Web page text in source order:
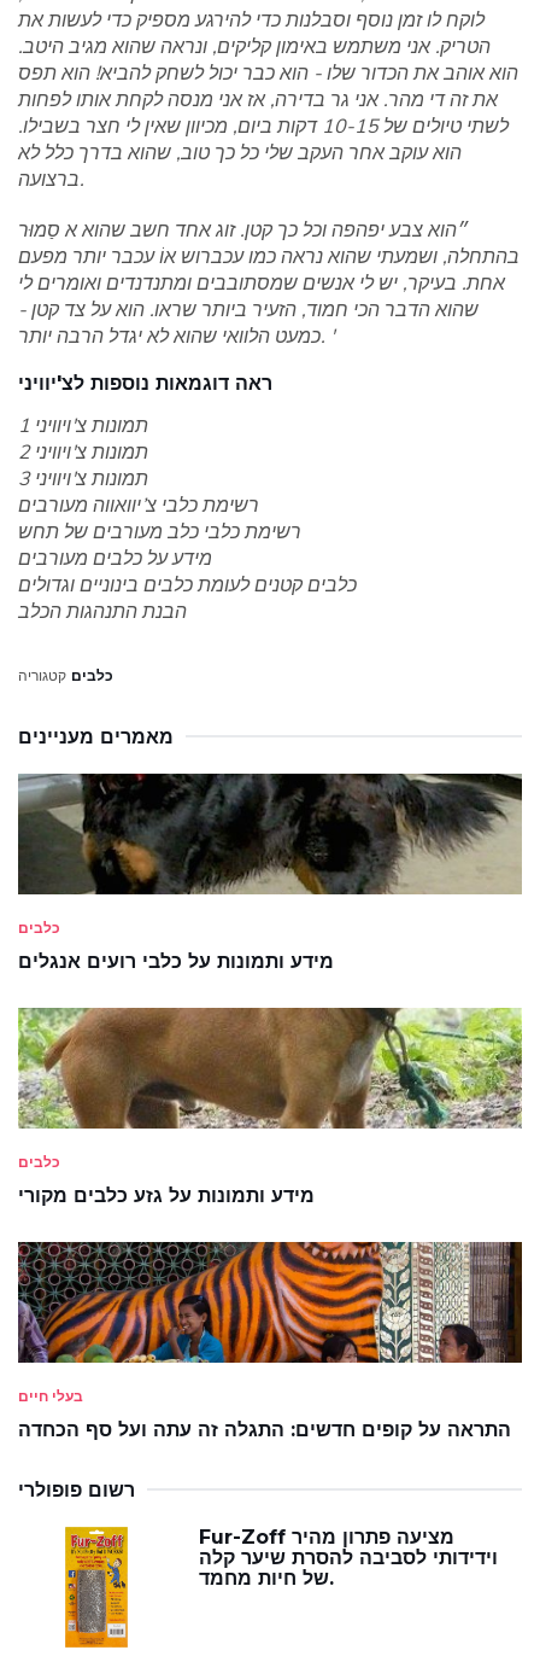
לוקח לו זמן נוסף וסבלנות כדי להירגע מספיק כדי לעשות את
הטריק. אני משתמש באימון קליקים, ונראה שהוא מגיב היטב.
הוא אוהב את הכדור שלו - הוא כבר יכול לשחק להביא! הוא תפס
את זה די מהר. אני גר בדירה, אז אני מנסה לקחת אותו לפחות
לשתי טיולים של 10-15 דקות ביום, מכיוון שאין לי חצר בשבילו.
הוא עוקב אחר העקב שלי כל כך טוב, שהוא בדרך כלל לא
ברצועה.
״הוא צבע יפהפה וכל כך קטן. זוג אחד חשב שהוא א סַמוּר
בהתחלה, ושמעתי שהוא נראה כמו עכברוש אוֹ עכבר יותר מפעם
אחת. בעיקר, יש לי אנשים שמסתובבים ומתנדנדים ואומרים לי
שהוא הדבר הכי חמוד, הזעיר ביותר שראו. הוא על צד קטן -
כמעט הלוואי שהוא לא יגדל הרבה יותר. '
ראה דוגמאות נוספות לצ'יוויני
תמונות צ'ויוויני 1
תמונות צ'ויוויני 2
תמונות צ'ויוויני 3
רשימת כלבי צ’יוואווה מעורבים
רשימת כלבי כלב מעורבים של תחש
מידע על כלבים מעורבים
כלבים קטנים לעומת כלבים בינוניים וגדולים
הבנת התנהגות הכלב
קטגוריה כלבים
מאמרים מעניינים
כלבים
מידע ותמונות על כלבי רועים אנגלים
כלבים
מידע ותמונות על גזע כלבים מקורי
בעלי חיים
התראה על קופים חדשים: התגלה זה עתה ועל סף הכחדה
רשום פופולרי
Fur-Zoff מציעה פתרון מהיר
וידידותי לסביבה להסרת שיער קלה
של חיות מחמד.